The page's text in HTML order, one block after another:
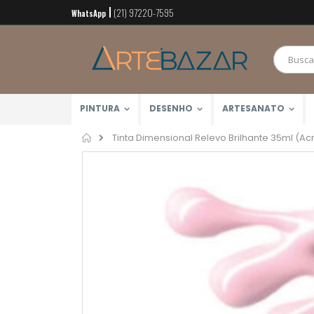
Pular
para
conteúdo
WhatsApp (21) 97220-7595
PINTURA DESENHO ARTESANATO
Home
Tinta Dimensional Relevo Brilhante 35ml
Pular